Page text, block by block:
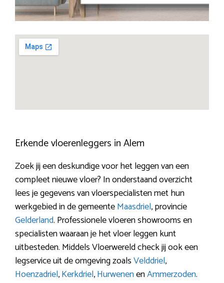
Erkende vloerenleggers in Alem
Zoek jij een deskundige voor het leggen van een
compleet nieuwe vloer? In onderstaand overzicht
lees je gegevens van vloerspecialisten met hun
werkgebied in de gemeenteMaasdriel, provincie
Gelderland. Professionele vloeren showrooms en
specialisten waaraan je het vloer leggen kunt
uitbesteden. Middels Vloerwereld check jij ook een
legservice uit de omgeving zoalsVelddriel,
Hoenzadriel,Kerkdriel,HurwenenenAmmerzoden.